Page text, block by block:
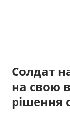
Солдат
на свою
рішення